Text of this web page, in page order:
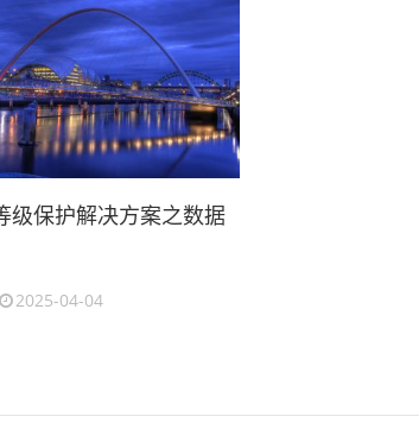
级保护解决方案之数据
2025-04-04